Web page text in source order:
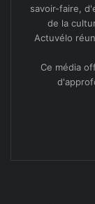
savoir-faire,
de la
Actuvélo
Ce média